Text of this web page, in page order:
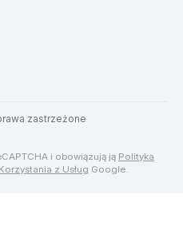
zastrzeżone
i obowiązują ją Polityka
z Usług Google.